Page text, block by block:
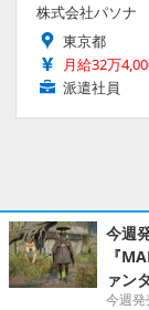
株式会社パソナ
東京都
月給32万
派遣社員
今週
『
ァン
今週発